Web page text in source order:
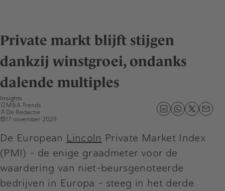
Private markt blijft stijgen
dankzij winstgroei, ondanks
dalende multiples
Insights
M&A Trends
De Redactie
17 november 2025
De European Lincoln Private Market Index
(PMI) – de enige graadmeter voor de
waardering van niet-beursgenoteerde
bedrijven in Europa – steeg in het derde